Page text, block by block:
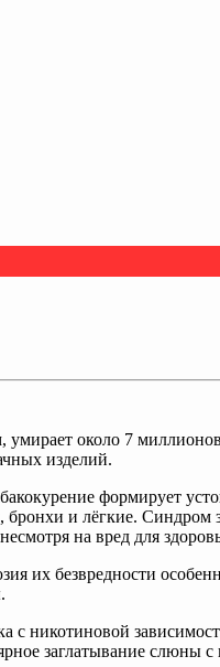
около 7
изделий.
формирует
и лёгкие. Синдром
на вред для
их безвредности
никотиновой
заглатывание слюны